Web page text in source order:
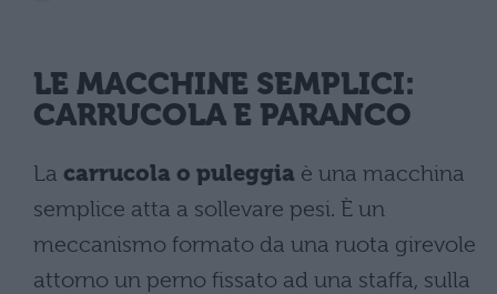
LE MACCHINE SEMPLICI:
CARRUCOLA E PARANCO
La carrucola o puleggia è una macchina
semplice atta a sollevare pesi. È un
meccanismo formato da una ruota girevole
attorno un perno fissato ad una staffa, sulla